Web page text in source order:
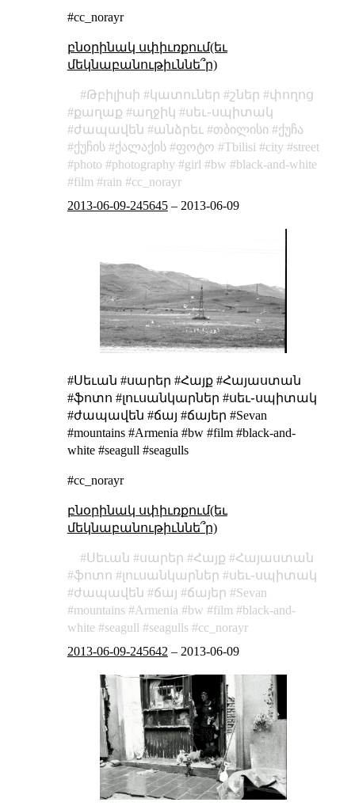
#cc_norayr
բնօրինակ սփիւռքում(եւ
մեկնաբանութիւննե՞ր)
Թբիլիսի կատուներ շներ
փողոց
քաղաք
աղջիկ
սեւ֊սպիտակ
ժապավեն
անձրեւ თბილისი
ქუჩა
ქუჩის
ქალაქის ფოტო Tbilisi city
street
photo
photography girl bw
black-and-white
film
rain
cc_norayr
2013-06-09-245645– 2013-06-09
#Սեւան #սարեր #Հայք #Հայաստան
#ֆոտո #լուսանկարներ #սեւ֊սպիտակ
#ժապավեն #ճայ #ճայեր #Sevan
#mountains #Armenia #bw #film #black-and-
white #seagull #seagulls
#cc_norayr
բնօրինակ սփիւռքում(եւ
մեկնաբանութիւննե՞ր)
Սեւան սարեր Հայք
Հայաստան
ֆոտո
լուսանկարներ
սեւ֊սպիտակ
ժապավեն
ճայ ճայեր
Sevan
mountains
Armenia bw film
black-and-
white
seagull seagulls
cc_norayr
2013-06-09-245642 – 2013-06-09